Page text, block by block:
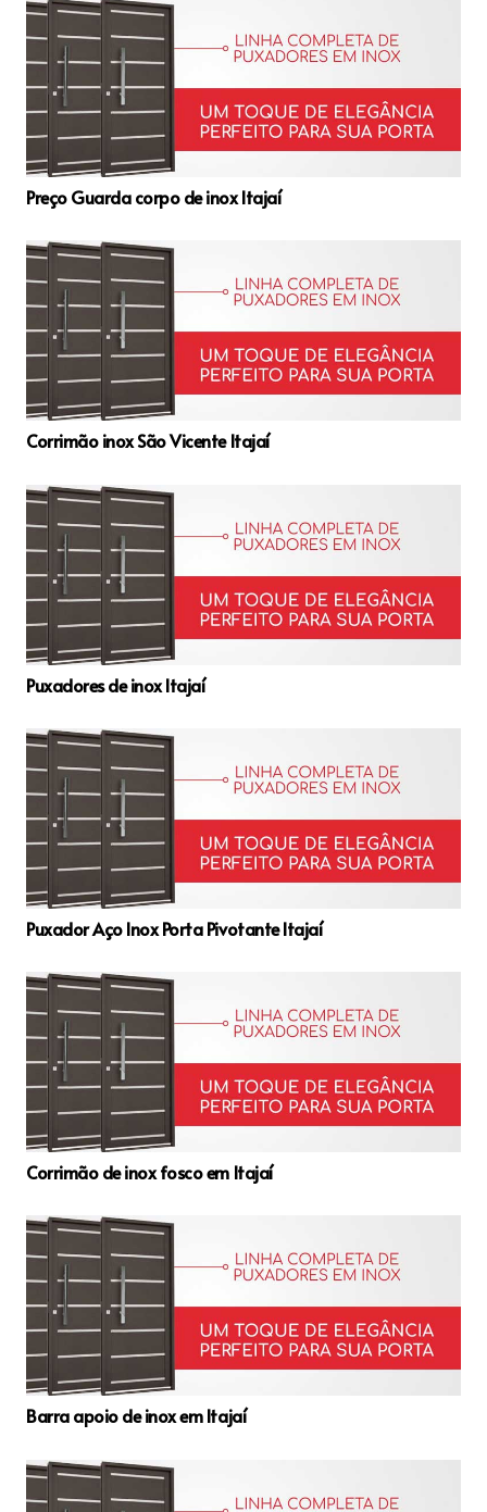
Preço Guarda corpo de inox Itajaí
Corrimão inox São Vicente Itajaí
Puxadores de inox Itajaí
Puxador Aço Inox Porta Pivotante Itajaí
Corrimão de inox fosco em Itajaí
Barra apoio de inox em Itajaí